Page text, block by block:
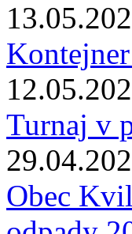
Turnaj v
Obec